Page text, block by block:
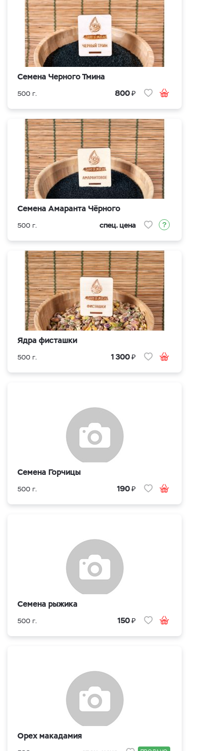
Cемена Черного Тмина
500 г. 800₽
Семена Амаранта Чёрного
500 г. спец. цена
Ядра фисташки
500 г. 1 300₽
Семена Горчицы
500 г. 190₽
Семена рыжика
500 г. 150₽
Орех макадамия